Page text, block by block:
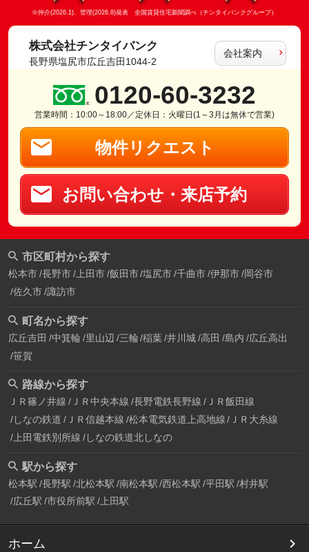
※仲介(2026.1)、管理(2026.8)発表 全国賃貸住宅新聞調べ（チンタイバンクグループ）
株式会社チンタイバンク
長野県塩尻市広丘吉田1044-2
会社案内
0120-60-3232
営業時間：10:00～18:00／定休日：火曜日(1～3月は無休で営業)
物件リクエスト
お問い合わせ・来店予約
市区町村から探す
松本市 長野市 上田市 飯田市 塩尻市 千曲市 伊那市 岡谷市
佐久市 諏訪市
町名から探す
広丘吉田 中箕輪 里山辺 三輪 稲葉 井川城 高田 島内 広丘高出
笹賀
路線から探す
ＪＲ篠ノ井線 ＪＲ中央本線 長野電鉄長野線 ＪＲ飯田線
しなの鉄道 ＪＲ信越本線 松本電気鉄道上高地線
ＪＲ大糸線
上田電鉄別所線 しなの鉄道北しなの
駅から探す
松本駅 長野駅 北松本駅 南松本駅 西松本駅 平田駅 村井駅
広丘駅 市役所前駅 上田駅
ホーム